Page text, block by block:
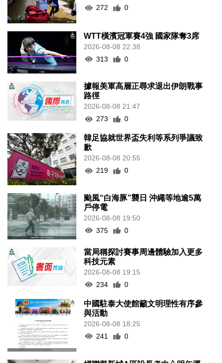
272
0
WTT橫濱冠軍賽4強 國家隊奪3席
2026-08-08 22:38
313
0
據報美軍高層正尋求退出伊朗戰事
路徑
2026-08-08 21:47
273
0
韓足協就世界盃失利等系列爭議致
歉
2026-08-08 20:55
219
0
颱風“白海豚”襲日 沖繩等地逾5萬
戶停電
2026-08-08 19:50
375
0
當局稱探討賽事周邊體驗加入更多
科技元素
2026-08-08 19:15
234
0
中國駐泰大使館籲文明理性有序參
與活動
2026-08-08 18:25
241
0